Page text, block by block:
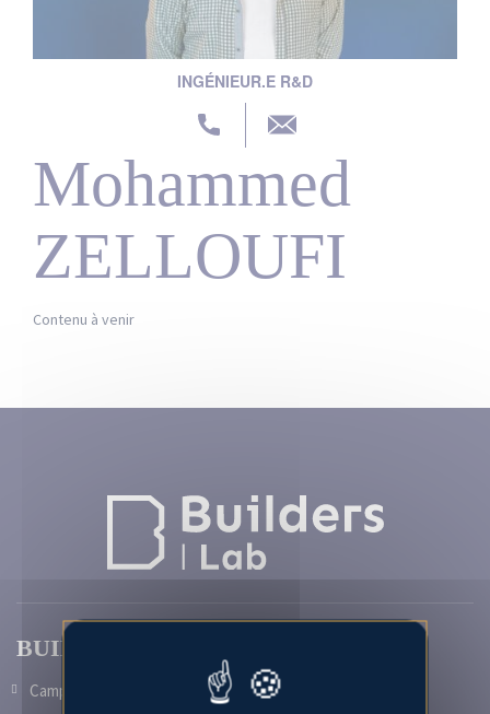
INGÉNIEUR.E R&D
Mohammed
ZELLOUFI
Contenu à venir
BUILDERS Caen
Campus 2 - 1 rue Pierre et Marie Curie 14610 Epron